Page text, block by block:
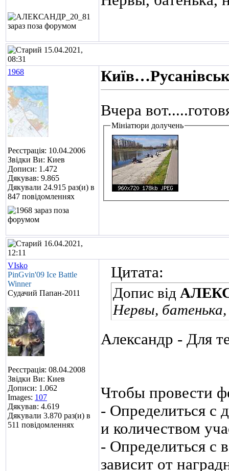
15.04.2021,
08:31
1968
Реєстрація: 10.04.2006
Звідки Ви: Киев
Дописи: 1.472
Дякував: 9.865
Дякували 24.915 раз(и) в
847 повідомленнях
Вчера
Мініатюри долучень
16.04.2021,
12:11
VIsko
PinGvin'09 Ice Battle
Winner
Судачий Папан-2011
Реєстрація: 08.04.2008
Звідки Ви: Киев
Дописи: 1.062
Images: 107
Дякував: 4.619
Дякували 3.870 раз(и) в
511 повідомленнях
Цитата:
Допис від
Нервы,
Александр - Для
Чтобы провести
- Определиться с
и количеством
- Определиться с
зависит от